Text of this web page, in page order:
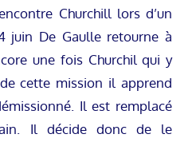
Churchill lors d’un
juin De Gaulle retourne à
une fois Churchil qui y
cette mission il apprend
Il est remplacé
Il décide donc de le